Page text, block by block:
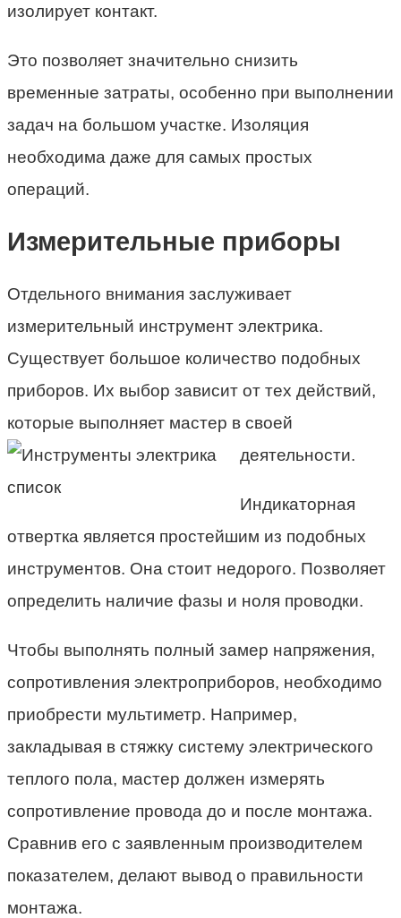
изолирует контакт.
Это позволяет значительно снизить
временные затраты, особенно при выполнении
задач на большом участке. Изоляция
необходима даже для самых простых
операций.
Измерительные приборы
Отдельного внимания заслуживает
измерительный инструмент электрика.
Существует большое количество подобных
приборов. Их выбор зависит от тех действий,
которые выполняет мастер в своей
деятельности.
Индикаторная
отвертка является простейшим из подобных
инструментов. Она стоит недорого. Позволяет
определить наличие фазы и ноля проводки.
Чтобы выполнять полный замер напряжения,
сопротивления электроприборов, необходимо
приобрести мультиметр. Например,
закладывая в стяжку систему электрического
теплого пола, мастер должен измерять
сопротивление провода до и после монтажа.
Сравнив его с заявленным производителем
показателем, делают вывод о правильности
монтажа.